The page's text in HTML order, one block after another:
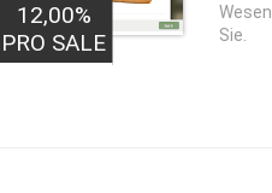
12,00%
PRO SALE
Sie.